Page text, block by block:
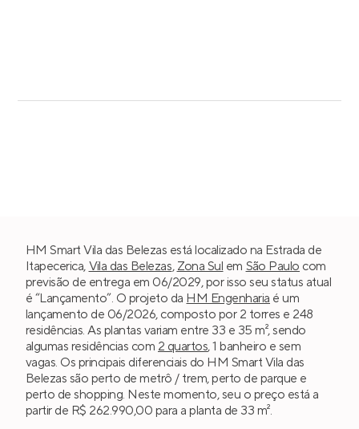
HM Smart Vila das Belezas está localizado na Estrada de
Itapecerica, Vila das Belezas, Zona Sul em São Paulo com
previsão de entrega em 06/2029, por isso seu status atual
é “Lançamento”. O projeto da HM Engenharia é um
lançamento de 06/2026, composto por 2 torres e 248
residências. As plantas variam entre 33 e 35 m², sendo
algumas residências com 2 quartos, 1 banheiro e sem
vagas. Os principais diferenciais do HM Smart Vila das
Belezas são perto de metrô / trem, perto de parque e
perto de shopping. Neste momento, seu o preço está a
partir de R$ 262.990,00 para a planta de 33 m².